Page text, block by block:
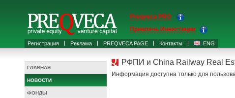
Регистрация Реклама PREQVECA PAGE Контакты ENG
Preqveca PRO
Привлечь Инвестиции
ГЛАВНАЯ
НОВОСТИ
ФОНДЫ
РФПИ и China Railway Real
Информация доступна только для